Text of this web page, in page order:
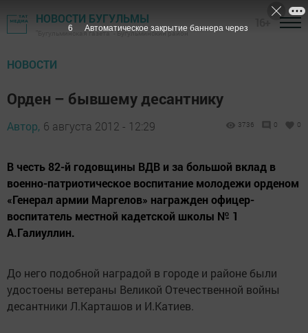
НОВОСТИ БУГУЛЬМЫ
"Бугульминская газета" - Бугульминский район
НОВОСТИ
Орден – бывшему десантнику
Автор, 6 августа 2012 - 12:29 3736 0 0
В честь 82-й годовщины ВДВ и за большой вклад в
военно-патриотическое воспитание молодежи орденом
«Генерал армии Маргелов» награжден офицер-
воспитатель местной кадетской школы № 1
А.Галиуллин.
До него подобной наградой в городе и районе были
удостоены ветераны Великой Отечественной войны
десантники Л.Карташов и И.Катиев.
4 Автоматическое закрытие баннера через